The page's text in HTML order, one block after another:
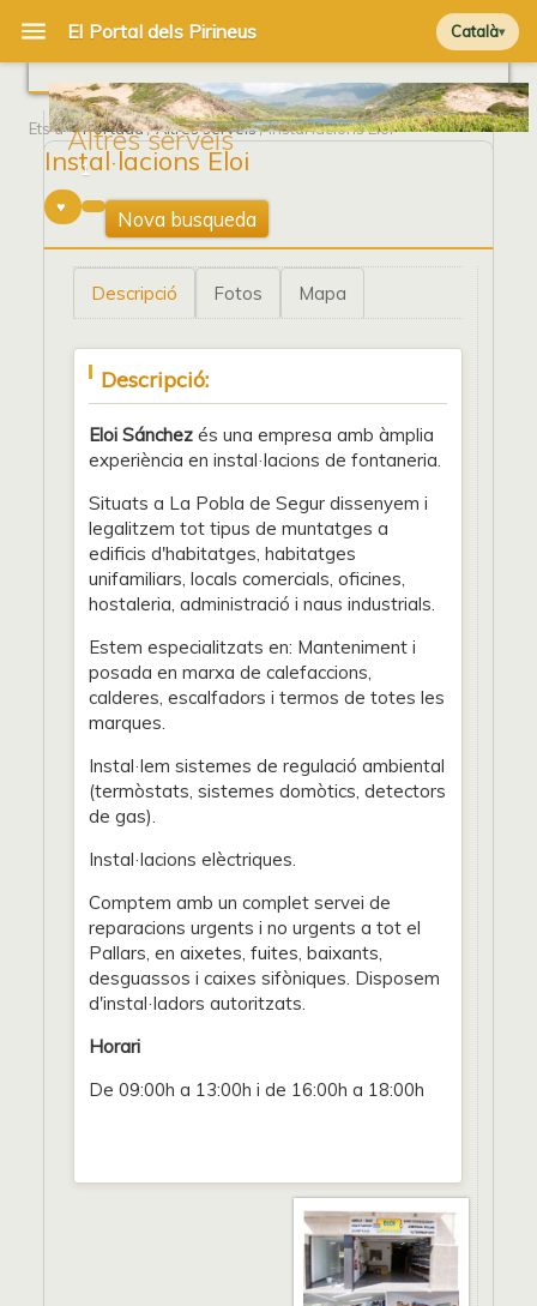
Català
Altres serveis
Ets a Portada/Altres serveis/ Instal·lacions Eloi
Instal·lacions Eloi
1
Nova busqueda
Descripció Fotos Mapa
Descripció:
Eloi Sánchez és una empresa amb àmplia
experiència en instal·lacions de fontaneria.
Situats a La Pobla de Segur dissenyem i
legalitzem tot tipus de muntatges a
edificis d'habitatges, habitatges
unifamiliars, locals comercials, oficines,
hostaleria, administració i naus industrials.
Estem especialitzats en: Manteniment i
posada en marxa de calefaccions,
calderes, escalfadors i termos de totes les
marques.
Instal·lem sistemes de regulació ambiental
(termòstats, sistemes domòtics, detectors
de gas).
Instal·lacions elèctriques.
Comptem amb un complet servei de
reparacions urgents i no urgents a tot el
Pallars, en aixetes, fuites, baixants,
desguassos i caixes sifòniques. Disposem
d'instal·ladors autoritzats.
Horari
De 09:00h a 13:00h i de 16:00h a 18:00h